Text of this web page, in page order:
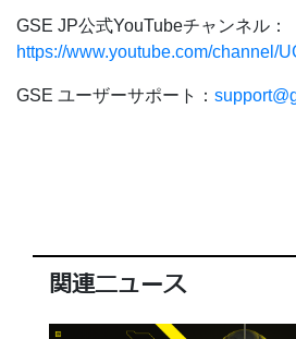
GSE JP公式YouTubeチャンネル：
https://www.youtube.com/channel/
GSE ユーザーサポート：
関連ニュース